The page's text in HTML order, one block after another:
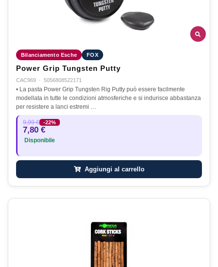
Bilanciamento Esche FOX
Power Grip Tungsten Putty
CAC969 · 5056808522171
• La pasta Power Grip Tungsten Rig Putty può essere facilmente
modellata in tutte le condizioni atmosferiche e si indurisce abbastanza
per resistere a lanci estremi …
9,99 € -22%
7,80 €
Disponibile
Aggiungi al carrello